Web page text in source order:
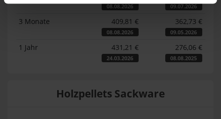
08.08.2026 09.07.2026
3 Monate 409,81 €
08.08.2026
362,73 €
09.05.2026
1 Jahr 431,21 €
24.03.2026
276,06 €
08.08.2025
Holzpellets Sackware